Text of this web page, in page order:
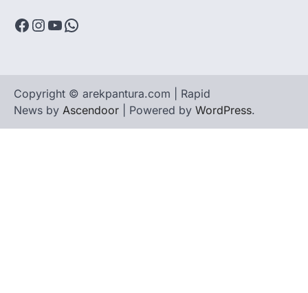
Facebook Instagram YouTube WhatsApp
Copyright © arekpantura.com | Rapid
News by Ascendoor | Powered by WordPress.